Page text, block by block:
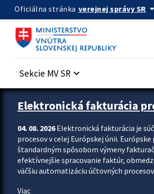
Preskocit na hlavný obsah
Oficiálna stránka verejnej správy SR arrow_drop_down
Sekcie MV SR keyboard_arrow_down
Zastavit automatický posun upútavok
Elektronická fakturácia
04. 08. 2026Elektronická fakturácia je
procesov v celej Európskej únii.
štandardným spôsobom výmeny
efektívnejšie spracovanie faktúr,
väčšiu automatizáciu účtovných
Viac